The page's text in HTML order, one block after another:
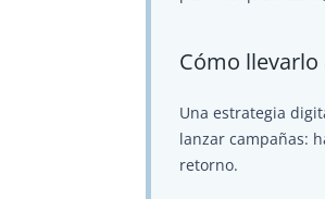
Cómo
Una estrategia
lanzar campañas:
retorno.